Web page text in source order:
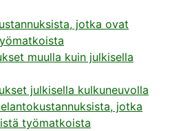
jotka ovat
muulla kuin julkisella
julkisella kulkuneuvolla
jotka
työmatkoista